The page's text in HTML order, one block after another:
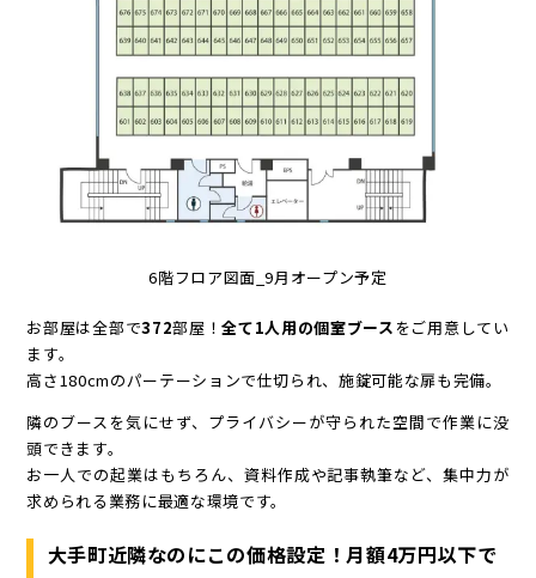
6階フロア図面_9月オープン予定
お部屋は全部で372部屋！全て1人用の個室ブースをご用意してい
ます。
高さ180cmのパーテーションで仕切られ、施錠可能な扉も完備。
隣のブースを気にせず、プライバシーが守られた空間で作業に没
頭できます。
お一人での起業はもちろん、資料作成や記事執筆など、集中力が
求められる業務に最適な環境です。
大手町近隣なのにこの価格設定！月額4万円以下で